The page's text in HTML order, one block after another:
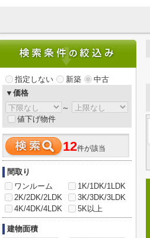
指定しない 新築
中古
▼価格
～
値下げ物件
12件が該当
間取り
ワンルーム
1K/1DK/1LDK
2K/2DK/2LDK
3K/3DK/3LDK
4K/4DK/4LDK
5K以上
建物面積